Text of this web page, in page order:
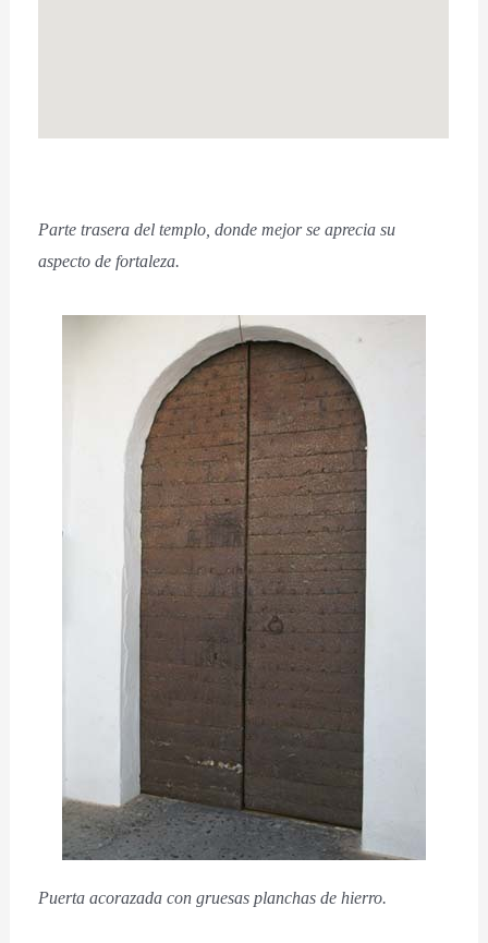
Parte trasera del templo, donde mejor se aprecia su
aspecto de fortaleza.
Puerta acorazada con gruesas planchas de hierro.